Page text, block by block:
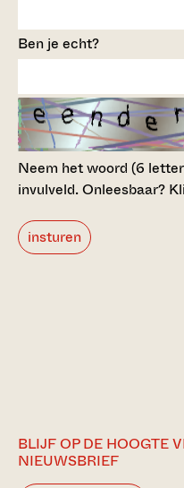
Ben je echt?
Neem het woord (6
invulveld.Onleesbaar?
insturen
BLIJF OP DE HOOGTE
NIEUWSBRIEF